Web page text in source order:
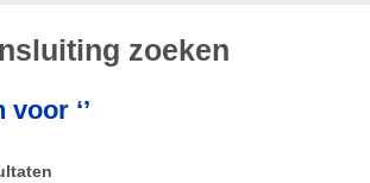
zoeken
‘’